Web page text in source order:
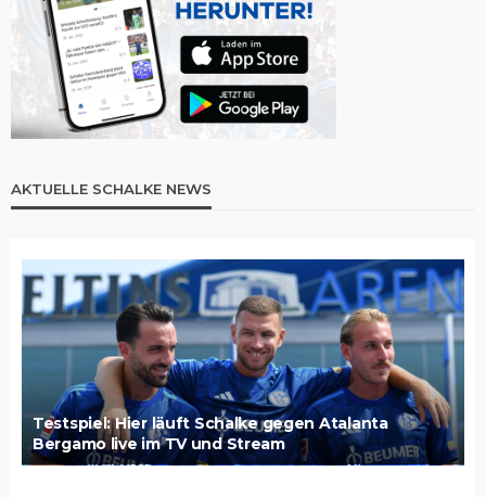
AKTUELLE SCHALKE NEWS
Testspiel: Hier läuft Schalke gegen Atalanta
Bergamo live im TV und Stream